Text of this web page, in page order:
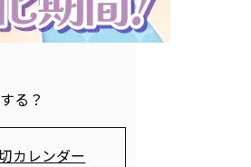
る？
カレンダー